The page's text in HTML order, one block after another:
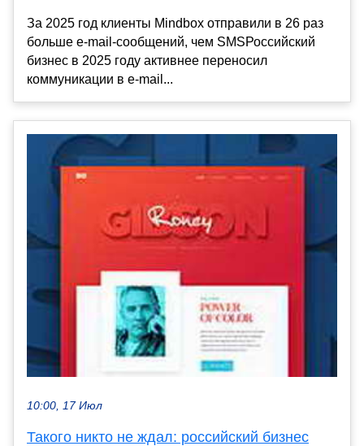
За 2025 год клиенты Mindbox отправили в 26 раз
больше e-mail-сообщений, чем SMSРоссийский
бизнес в 2025 году активнее переносил
коммуникации в e-mail...
10:00, 17 Июл
Такого никто не ждал: российский бизнес